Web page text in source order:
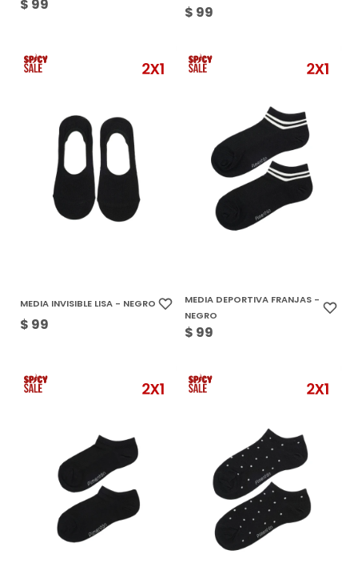
$ 99 $ 99
MEDIA INVISIBLE LISA - NEGRO
$ 99
MEDIA DEPORTIVA FRANJAS -
NEGRO
$ 99